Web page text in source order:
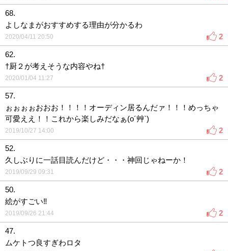
68.
よしなまがおすすめする理由が分かるわ
2020/04/11 20:50 2
62.
†厨２が考えそうな内容やね†
2020/01/04 11:27 2
57.
ぉぉぉぉおおお！！！！オーディン居るんだァ！！！めっちゃ
可愛ええ！！これから楽しみだなぁ(o´艸`)
2019/10/27 14:00 2
52.
久しぶりに一話目読んだけど・・・神回じゃねーか！
2019/09/29 09:31 2
50.
絵がすごい‼︎
2019/09/26 21:44 2
47.
ムケトつ良すぎわロタ